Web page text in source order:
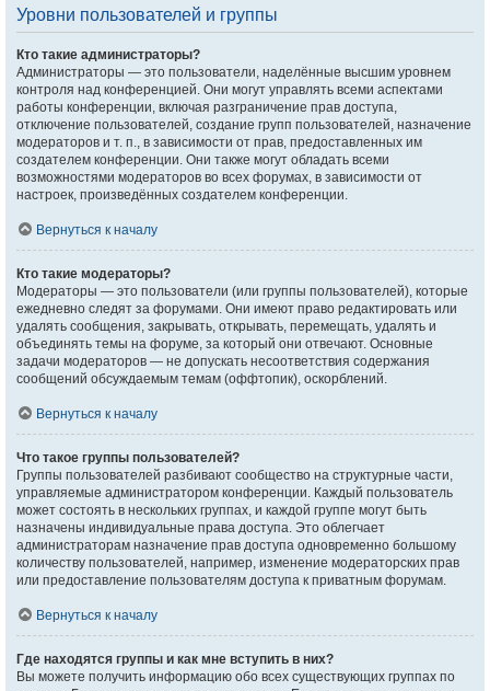
Уровни пользователей и группы
Кто такие администраторы?
Администраторы — это пользователи, наделённые высшим уровнем
контроля над конференцией. Они могут управлять всеми аспектами
работы конференции, включая разграничение прав доступа,
отключение пользователей, создание групп пользователей, назначение
модераторов и т. п., в зависимости от прав, предоставленных им
создателем конференции. Они также могут обладать всеми
возможностями модераторов во всех форумах, в зависимости от
настроек, произведённых создателем конференции.
Вернуться к началу
Кто такие модераторы?
Модераторы — это пользователи (или группы пользователей), которые
ежедневно следят за форумами. Они имеют право редактировать или
удалять сообщения, закрывать, открывать, перемещать, удалять и
объединять темы на форуме, за который они отвечают. Основные
задачи модераторов — не допускать несоответствия содержания
сообщений обсуждаемым темам (оффтопик), оскорблений.
Вернуться к началу
Что такое группы пользователей?
Группы пользователей разбивают сообщество на структурные части,
управляемые администратором конференции. Каждый пользователь
может состоять в нескольких группах, и каждой группе могут быть
назначены индивидуальные права доступа. Это облегчает
администраторам назначение прав доступа одновременно большому
количеству пользователей, например, изменение модераторских прав
или предоставление пользователям доступа к приватным форумам.
Вернуться к началу
Где находятся группы и как мне вступить в них?
Вы можете получить информацию обо всех существующих группах по